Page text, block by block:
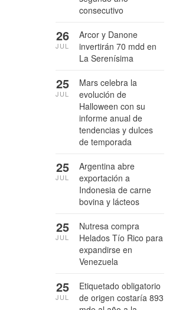
consecutivo
Arcor y Danone
invertirán 70 mdd en
La Serenísima
26
JUL
Mars celebra la
evolución de
Halloween con su
informe anual de
tendencias y dulces
de temporada
25
JUL
Argentina abre
exportación a
Indonesia de carne
bovina y lácteos
25
JUL
Nutresa compra
Helados Tío Rico para
expandirse en
Venezuela
25
JUL
Etiquetado obligatorio
de origen costaría 893
25
JUL